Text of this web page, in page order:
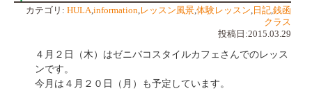
カテゴリ: HULA,information,レッスン風景,体験レッスン, 日記,銭函
クラス
投稿日:2015.03.29
４月２日（木）はゼニバコスタイルカフェさんでのレッス
ンです。
今月は４月２０日（月）も予定しています。